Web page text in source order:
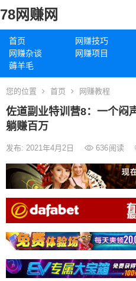
78网赚网
首页 网赚技巧
网赚杂谈
网赚项目
薅羊毛
您的位置 首页 网赚教程
佐道副业特训营8：一个闷
躺赚百万
发布: 2021年4月2日 636阅读